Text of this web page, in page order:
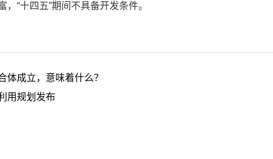
“十四五”期间不具备开发条件。
体成立，意味着什么？
用规划发布